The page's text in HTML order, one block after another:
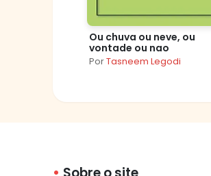
Ou chuva ou neve, ou
vontade ou nao
PorTasneem Legodi